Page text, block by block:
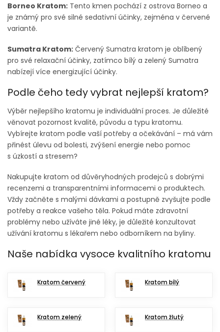
Borneo Kratom: Tento kmen pochází z ostrova Borneo a
je známý pro své silné sedativní účinky, zejména v červené
variantě.
Sumatra Kratom: Červený Sumatra kratom je oblíbený
pro své relaxační účinky, zatímco bílý a zelený Sumatra
nabízejí více energizující účinky.
Podle čeho tedy vybrat nejlepší kratom?
Výběr nejlepšího kratomu je individuální proces. Je důležité
věnovat pozornost kvalitě, původu a typu kratomu.
Vybírejte kratom podle vaší potřeby a očekávání – má vám
přinést úlevu od bolesti, zvýšení energie nebo pomoc
s úzkostí a stresem?
Nakupujte kratom od důvěryhodných prodejců s dobrými
recenzemi a transparentními informacemi o produktech.
Vždy začněte s malými dávkami a postupně zvyšujte podle
potřeby a reakce vašeho těla. Pokud máte zdravotní
problémy nebo užíváte jiné léky, je důležité konzultovat
užívání kratomu s lékařem nebo odborníkem na byliny.
Naše nabídka vysoce kvalitního kratomu
Kratom červený Kratom bílý
Kratom zelený Kratom žlutý